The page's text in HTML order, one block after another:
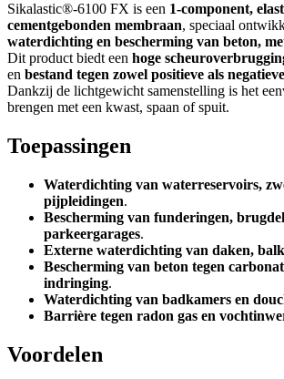
Sikalastic®-6100 FX is een 1-component,
cementgebonden membraan, speciaal
waterdichting en bescherming van beton,
Dit product biedt een hoge
en bestand tegen zowel positieve als
Dankzij de lichtgewicht samenstelling is het
brengen met een kwast, spaan of spuit.
Toepassingen
Waterdichting van waterreservoirs,
pijpleidingen.
Bescherming van funderingen,
parkeergarages.
Externe waterdichting van daken,
Bescherming van beton tegen
indringing.
Waterdichting van badkamers en
Barrière tegen radon gas en
Voordelen